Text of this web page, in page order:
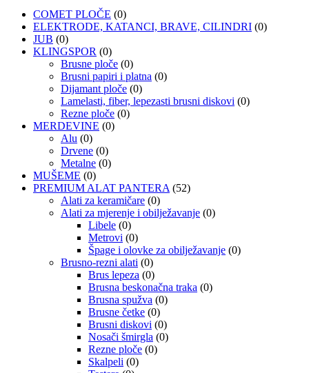
COMET PLOČE (0)
ELEKTRODE, KATANCI, BRAVE, CILINDRI (0)
JUB (0)
KLINGSPOR (0)
Brusne ploče (0)
Brusni papiri i platna (0)
Dijamant ploče (0)
Lamelasti, fiber, lepezasti brusni diskovi (0)
Rezne ploče (0)
MERDEVINE (0)
Alu (0)
Drvene (0)
Metalne (0)
MUŠEME (0)
PREMIUM ALAT PANTERA (52)
Alati za keramičare (0)
Alati za mjerenje i obilježavanje (0)
Libele (0)
Metrovi (0)
Špage i olovke za obilježavanje (0)
Brusno-rezni alati (0)
Brus lepeza (0)
Brusna beskonačna traka (0)
Brusna spužva (0)
Brusne četke (0)
Brusni diskovi (0)
Nosači šmirgla (0)
Rezne ploče (0)
Skalpeli (0)